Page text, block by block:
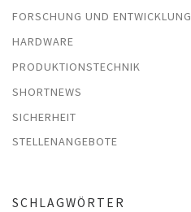
FORSCHUNG UND ENTWICKLUNG
HARDWARE
PRODUKTIONSTECHNIK
SHORTNEWS
SICHERHEIT
STELLENANGEBOTE
SCHLAGWÖRTER